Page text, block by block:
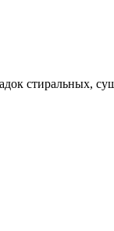
стиральных,